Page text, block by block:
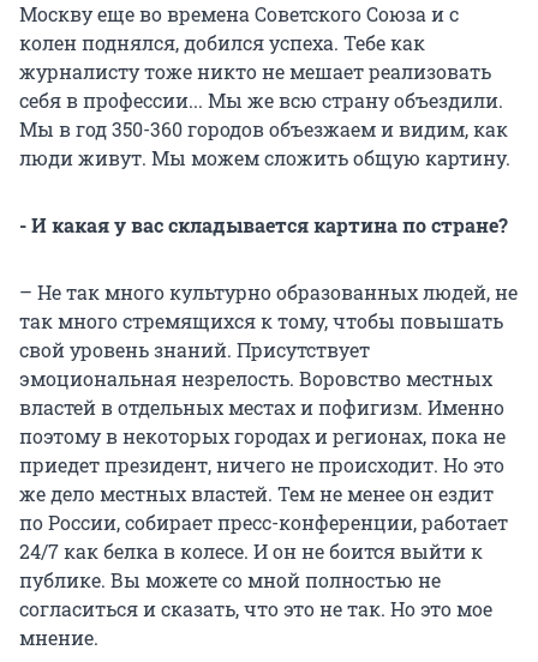
Москву еще во времена Советского Союза и с
колен поднялся, добился успеха. Тебе как
журналисту тоже никто не мешает реализовать
себя в профессии... Мы же всю страну объездили.
Мы в год 350-360 городов объезжаем и видим, как
люди живут. Мы можем сложить общую картину.
- И какая у вас складывается картина по стране?
– Не так много культурно образованных людей, не
так много стремящихся к тому, чтобы повышать
свой уровень знаний. Присутствует
эмоциональная незрелость. Воровство местных
властей в отдельных местах и пофигизм. Именно
поэтому в некоторых городах и регионах, пока не
приедет президент, ничего не происходит. Но это
же дело местных властей. Тем не менее он ездит
по России, собирает пресс-конференции, работает
24/7 как белка в колесе. И он не боится выйти к
публике. Вы можете со мной полностью не
согласиться и сказать, что это не так. Но это мое
мнение.